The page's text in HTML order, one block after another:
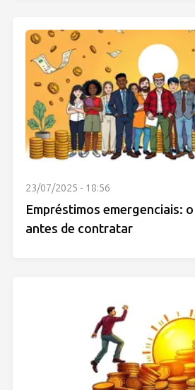
23/07/2025 - 18:56
Empréstimos emergenciais:
antes de contratar